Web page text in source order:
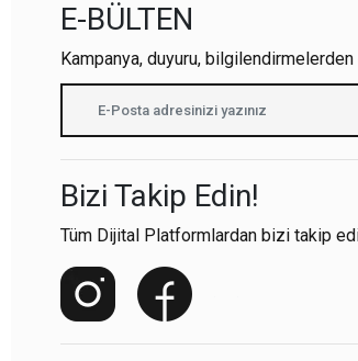
E-BÜLTEN
Kampanya, duyuru,
Bizi Takip Edin!
Tüm Dijital Platformlardan bizi takip